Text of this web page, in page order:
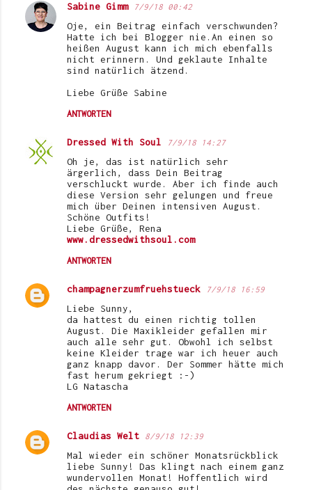
Sabine Gimm 7/9/18 00:42
Oje, ein Beitrag einfach verschwunden?
Hatte ich bei Blogger nie.An einen so
heißen August kann ich mich ebenfalls
nicht erinnern. Und geklaute Inhalte
sind natürlich ätzend.
Liebe Grüße Sabine
ANTWORTEN
Dressed With Soul 7/9/18 14:27
Oh je, das ist natürlich sehr
ärgerlich, dass Dein Beitrag
verschluckt wurde. Aber ich finde auch
diese Version sehr gelungen und freue
mich über Deinen intensiven August.
Schöne Outfits!
Liebe Grüße, Rena
www.dressedwithsoul.com
ANTWORTEN
champagnerzumfruehstueck 7/9/18 16:59
Liebe Sunny,
da hattest du einen richtig tollen
August. Die Maxikleider gefallen mir
auch alle sehr gut. Obwohl ich selbst
keine Kleider trage war ich heuer auch
ganz knapp davor. Der Sommer hätte mich
fast herum gekriegt :-)
LG Natascha
ANTWORTEN
Claudias Welt 8/9/18 12:39
Mal wieder ein schöner Monatsrückblick
liebe Sunny! Das klingt nach einem ganz
wundervollen Monat! Hoffentlich wird